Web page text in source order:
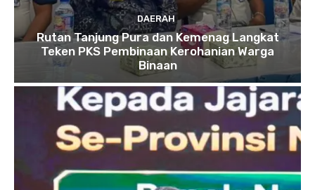
DAERAH
Rutan Tanjung Pura dan Kemenag Langkat
Teken PKS Pembinaan Kerohanian Warga
Binaan